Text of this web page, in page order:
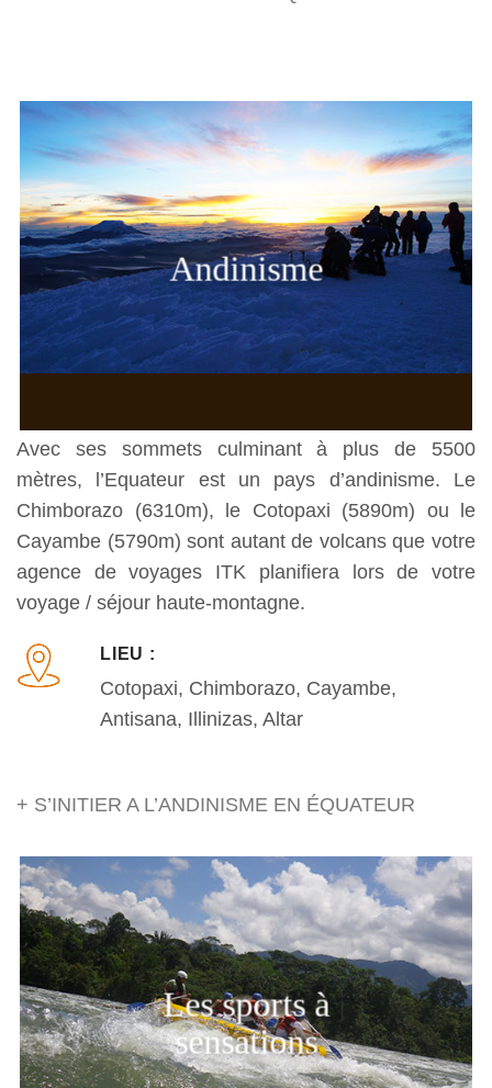
Andinisme
Avec ses sommets culminant à plus de 5500
mètres, l’Equateur est un pays d’andinisme. Le
Chimborazo (6310m), le Cotopaxi (5890m) ou le
Cayambe (5790m) sont autant de volcans que votre
agence de voyages ITK planifiera lors de votre
voyage / séjour haute-montagne.
LIEU :
Cotopaxi, Chimborazo, Cayambe,
Antisana, Illinizas, Altar
+ S’INITIER A L’ANDINISME EN ÉQUATEUR
Les sports à
sensations